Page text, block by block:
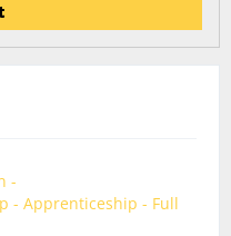
-
- Apprenticeship - Full